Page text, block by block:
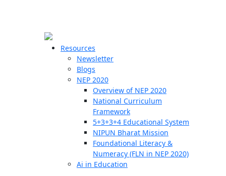
Resources
Newsletter
Blogs
NEP 2020
Overview of NEP 2020
National Curriculum
Framework
5+3+3+4 Educational System
NIPUN Bharat Mission
Foundational Literacy &
Numeracy (FLN in NEP 2020)
Ai in Education